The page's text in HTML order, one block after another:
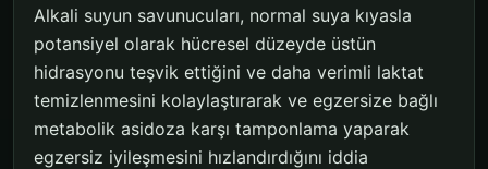
Alkali suyun savunucuları, normal suya kıyasla
potansiyel olarak hücresel düzeyde üstün
hidrasyonu teşvik ettiğini ve daha verimli laktat
temizlenmesini kolaylaştırarak ve egzersize bağlı
metabolik asidoza karşı tamponlama yaparak
egzersiz iyileşmesini hızlandırdığını iddia